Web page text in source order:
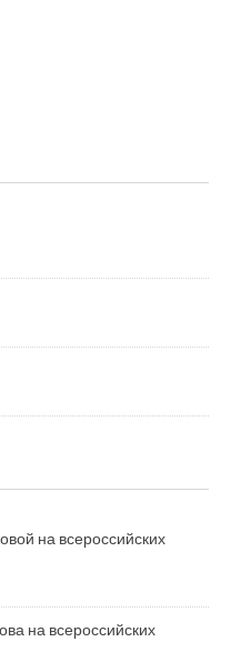
на всероссийских
на всероссийских